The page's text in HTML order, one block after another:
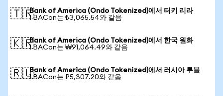
🇹🇷Bank of America (Ondo Tokenized)에서 터키 리라
1 BACon는 ₺3,065.54와 같음
🇰🇷Bank of America (Ondo Tokenized)에서 한국 원화
1 BACon는 ₩91,064.49와 같음
🇷🇺Bank of America (Ondo Tokenized)에서 러시아 루블
1 BACon는 ₽5,307.20와 같음